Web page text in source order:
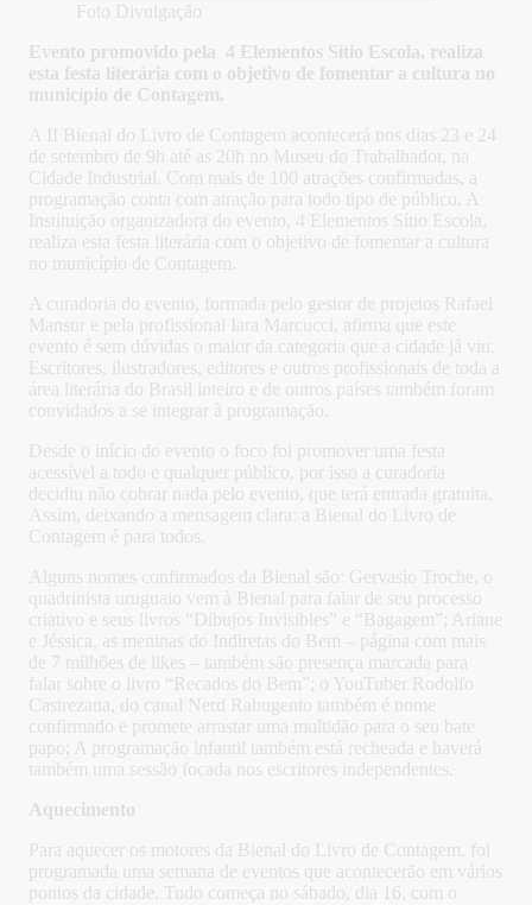
Foto Divulgação
Evento promovido pela 4 Elementos Sítio Escola, realiza
esta festa literária com o objetivo de fomentar a cultura no
município de Contagem.
A II Bienal do Livro de Contagem acontecerá nos dias 23 e 24
de setembro de 9h até as 20h no Museu do Trabalhador, na
Cidade Industrial. Com mais de 100 atrações confirmadas, a
programação conta com atração para todo tipo de público. A
Instituição organizadora do evento, 4 Elementos Sítio Escola,
realiza esta festa literária com o objetivo de fomentar a cultura
no município de Contagem.
A curadoria do evento, formada pelo gestor de projetos Rafael
Mansur e pela profissional Iara Marcucci, afirma que este
evento é sem dúvidas o maior da categoria que a cidade já viu.
Escritores, ilustradores, editores e outros profissionais de toda a
área literária do Brasil inteiro e de outros países também foram
convidados a se integrar à programação.
Desde o início do evento o foco foi promover uma festa
acessível a todo e qualquer público, por isso a curadoria
decidiu não cobrar nada pelo evento, que terá entrada gratuita.
Assim, deixando a mensagem clara: a Bienal do Livro de
Contagem é para todos.
Alguns nomes confirmados da Bienal são: Gervasio Troche, o
quadrinista uruguaio vem à Bienal para falar de seu processo
criativo e seus livros “Dibujos Invisibles” e “Bagagem”; Ariane
e Jéssica, as meninas do Indiretas do Bem – página com mais
de 7 milhões de likes – também são presença marcada para
falar sobre o livro “Recados do Bem”; o YouTuber Rodolfo
Castrezana, do canal Nerd Rabugento também é nome
confirmado e promete arrastar uma multidão para o seu bate
papo; A programação infantil também está recheada e haverá
também uma sessão focada nos escritores independentes.
Aquecimento
Para aquecer os motores da Bienal do Livro de Contagem, foi
programada uma semana de eventos que acontecerão em vários
pontos da cidade. Tudo começa no sábado, dia 16, com o